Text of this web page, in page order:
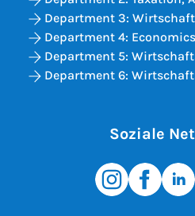
Department 3:
Department 4: Economics
Department 5:
Department 6:
Soziale